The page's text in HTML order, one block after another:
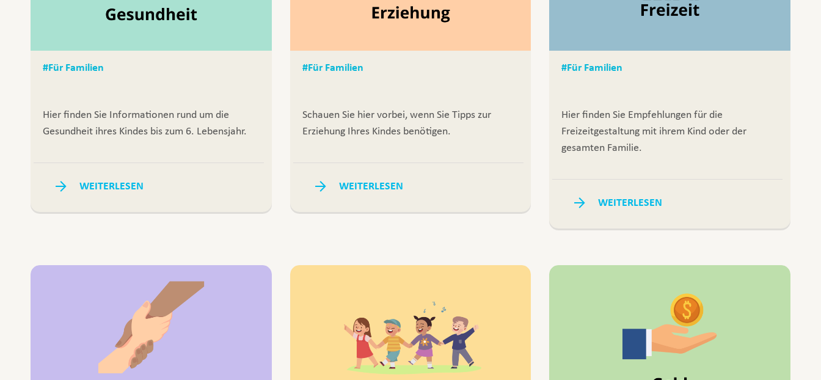
#Für Familien
Hier finden Sie Informationen rund um die
Gesundheit ihres Kindes bis zum 6. Lebensjahr.
WEITERLESEN
#Für Familien
Schauen Sie hier vorbei, wenn Sie Tipps zur
Erziehung Ihres Kindes benötigen.
WEITERLESEN
#Für Familien
Hier finden Sie Empfehlungen für die
Freizeitgestaltung mit ihrem Kind oder der
gesamten Familie.
WEITERLESEN